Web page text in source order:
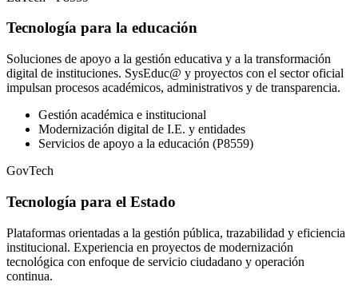
Tecnología para la educación
Soluciones de apoyo a la gestión educativa y a la transformación
digital de instituciones. SysEduc@ y proyectos con el sector oficial
impulsan procesos académicos, administrativos y de transparencia.
Gestión académica e institucional
Modernización digital de I.E. y entidades
Servicios de apoyo a la educación (P8559)
GovTech
Tecnología para el Estado
Plataformas orientadas a la gestión pública, trazabilidad y eficiencia
institucional. Experiencia en proyectos de modernización
tecnológica con enfoque de servicio ciudadano y operación
continua.